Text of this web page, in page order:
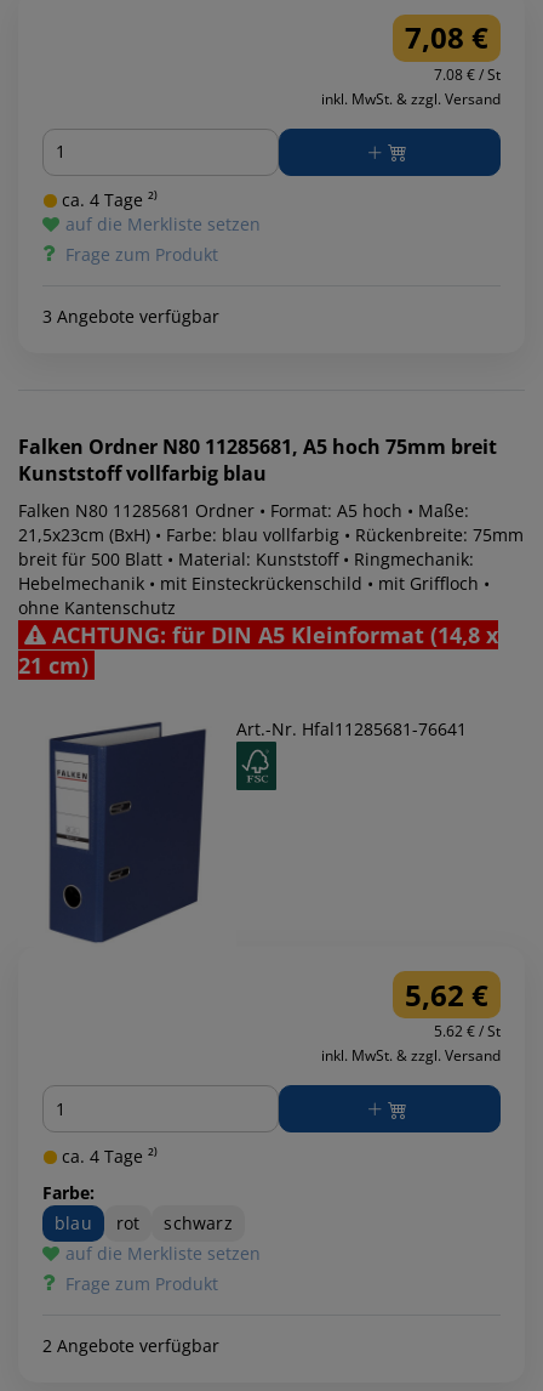
7,08 €
7.08 € / St
inkl. MwSt. & zzgl. Versand
Menge
ca. 4 Tage ²⁾
auf die Merkliste setzen
Frage zum Produkt
3 Angebote verfügbar
Falken Ordner N80 11285681, A5 hoch 75mm breit
Kunststoff vollfarbig blau
Falken N80 11285681 Ordner • Format: A5 hoch • Maße:
21,5x23cm (BxH) • Farbe: blau vollfarbig • Rückenbreite: 75mm
breit für 500 Blatt • Material: Kunststoff • Ringmechanik:
Hebelmechanik • mit Einsteckrückenschild • mit Griffloch •
ohne Kantenschutz
ACHTUNG: für DIN A5 Kleinformat (14,8 x
21 cm)
Art.-Nr. Hfal11285681-76641
5,62 €
5.62 € / St
inkl. MwSt. & zzgl. Versand
Menge
ca. 4 Tage ²⁾
Farbe:
blau
rot
schwarz
auf die Merkliste setzen
Frage zum Produkt
2 Angebote verfügbar